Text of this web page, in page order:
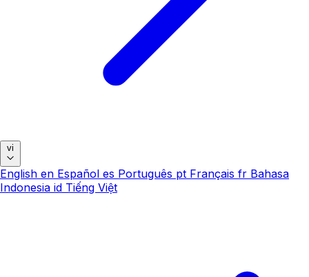
vi
English en Español es Português pt Français fr Bahasa
Indonesia id Tiếng Việt